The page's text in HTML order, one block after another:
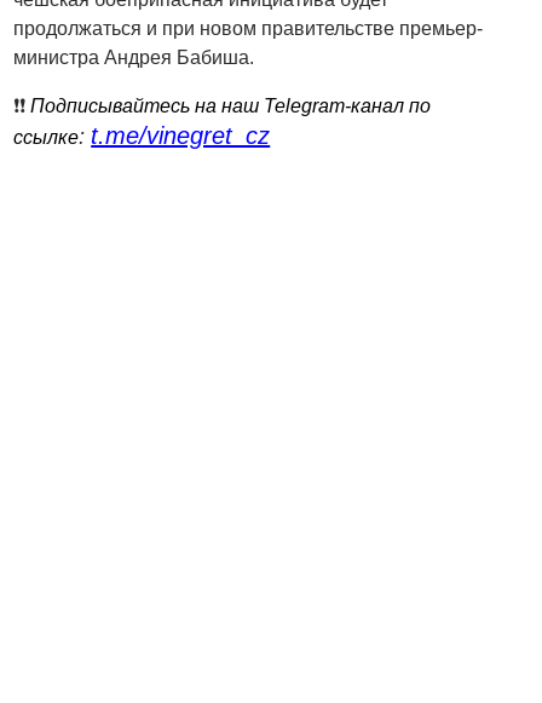
продолжаться и при новом правительстве премьер-
министра Андрея Бабиша.
❗️❗️Подписывайтесь на наш Telegram-канал по
ссылке: t.me/vinegret_cz